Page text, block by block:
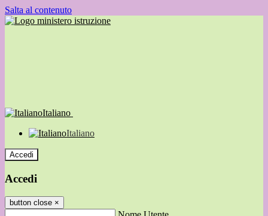
Salta al contenuto
Italiano
Italiano
Accedi
Accedi
button close ×